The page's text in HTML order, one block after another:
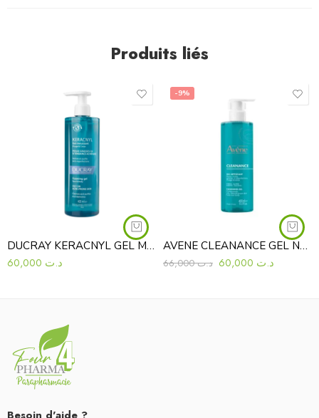
Produits liés
DUCRAY KERACNYL GEL MOUSSANT 400ML
د.ت
-9%
AVENE CLEANANCE GEL NETTOYANT 400ML
د.ت66,000 د.ت